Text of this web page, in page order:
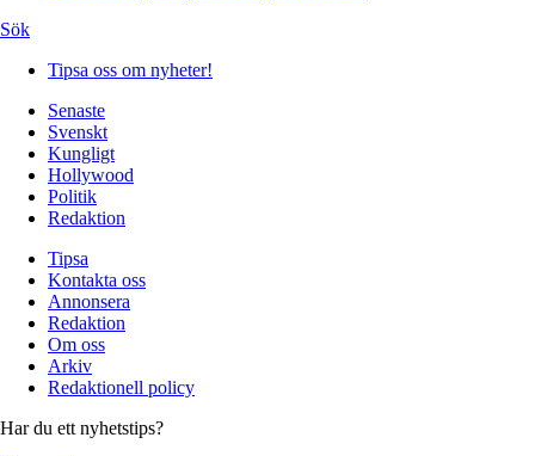
Sök
Tipsa oss om nyheter!
Senaste
Svenskt
Kungligt
Hollywood
Politik
Redaktion
Tipsa
Kontakta oss
Annonsera
Redaktion
Om oss
Arkiv
Redaktionell policy
Har du ett nyhetstips?